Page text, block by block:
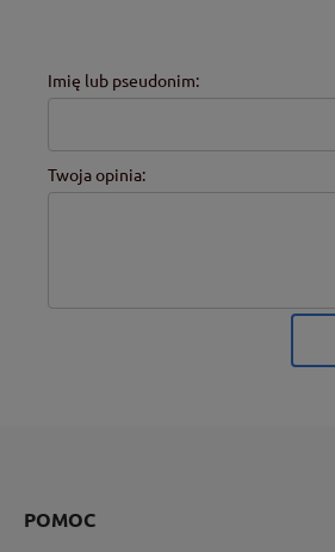
Imię lub pseudonim:
Twoja opinia:
POMOC